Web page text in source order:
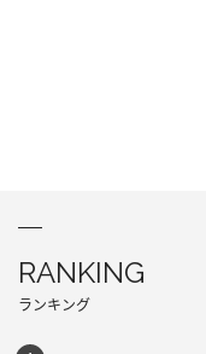
RANKING
ランキング